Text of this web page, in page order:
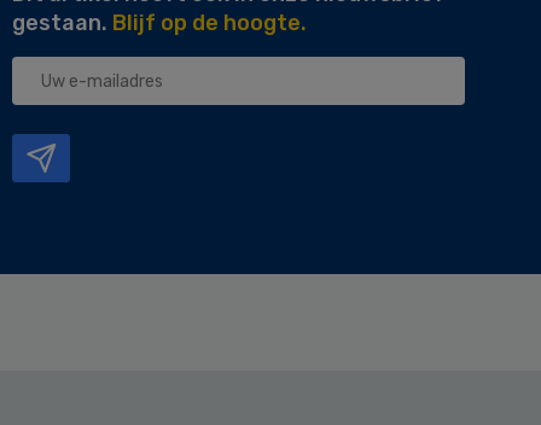
gestaan. Blijf op de hoogte.
Uw